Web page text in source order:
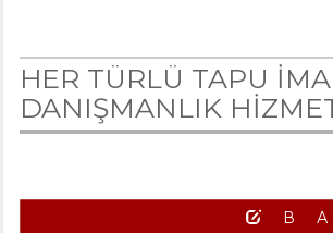
HER TÜRLÜ TAPU
DANIŞMANLIK